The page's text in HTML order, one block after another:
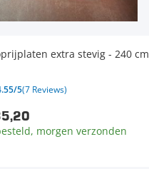
extra stevig - 240 cm
5(7 Reviews)
morgen verzonden